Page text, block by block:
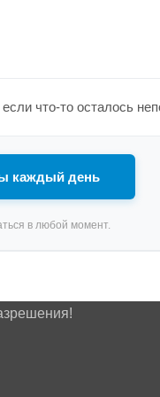
что-то осталось
каждый день
в любой момент.